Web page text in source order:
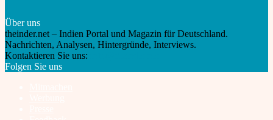
Über uns
theinder.net – Indien Portal und Magazin für Deutschland.
Nachrichten, Analysen, Hintergründe, Interviews.
Kontaktieren Sie uns:
Folgen Sie uns